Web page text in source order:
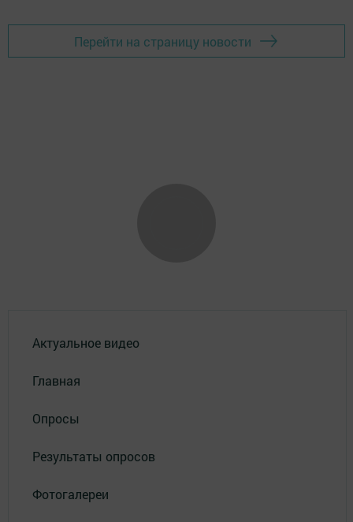
Перейти на страницу новости
Актуальное видео
Главная
Опросы
Результаты опросов
Фотогалереи